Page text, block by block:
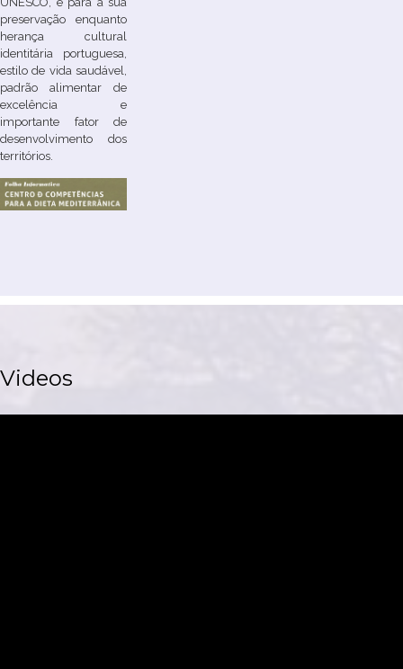
preservação enquanto
herança cultural
identitária portuguesa,
estilo de vida saudável,
padrão alimentar de
excelência e
importante fator de
desenvolvimento dos
territórios.
Videos